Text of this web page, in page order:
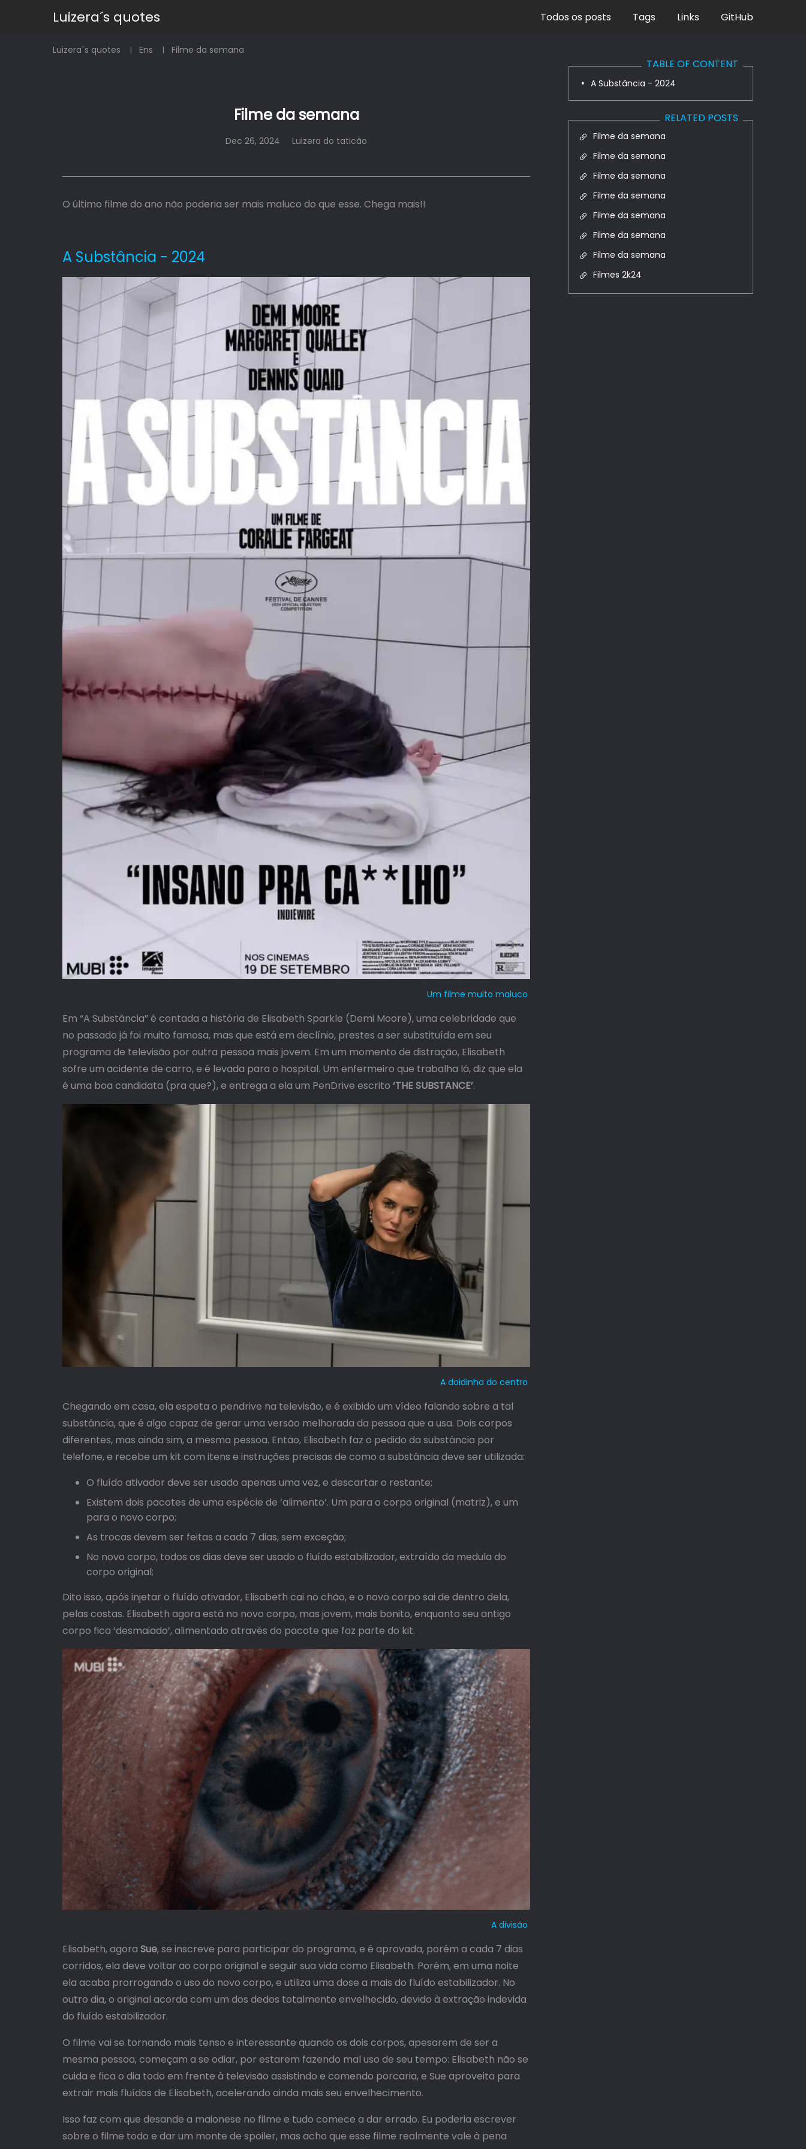
Luizera´s quotes Todos os posts Tags Links GitHub
Luizera´s quotes Ens Filme da semana
Filme da semana
Dec 26, 2024 Luizera do taticão
O último filme do ano não poderia ser mais maluco do que esse. Chega mais!!
A Substância - 2024
Um filme muito maluco
Em “A Substância” é contada a história de Elisabeth Sparkle (Demi Moore), uma celebridade que
no passado já foi muito famosa, mas que está em declínio, prestes a ser substituída em seu
programa de televisão por outra pessoa mais jovem. Em um momento de distração, Elisabeth
sofre um acidente de carro, e é levada para o hospital. Um enfermeiro que trabalha lá, diz que ela
é uma boa candidata (pra que?), e entrega a ela um PenDrive escrito ‘THE SUBSTANCE’.
A doidinha do centro
Chegando em casa, ela espeta o pendrive na televisão, e é exibido um vídeo falando sobre a tal
substância, que é algo capaz de gerar uma versão melhorada da pessoa que a usa. Dois corpos
diferentes, mas ainda sim, a mesma pessoa. Então, Elisabeth faz o pedido da substância por
telefone, e recebe um kit com itens e instruções precisas de como a substância deve ser utilizada:
O fluído ativador deve ser usado apenas uma vez, e descartar o restante;
Existem dois pacotes de uma espécie de ‘alimento’. Um para o corpo original (matriz), e um
para o novo corpo;
As trocas devem ser feitas a cada 7 dias, sem exceção;
No novo corpo, todos os dias deve ser usado o fluído estabilizador, extraído da medula do
corpo original;
Dito isso, após injetar o fluído ativador, Elisabeth cai no chão, e o novo corpo sai de dentro dela,
pelas costas. Elisabeth agora está no novo corpo, mas jovem, mais bonito, enquanto seu antigo
corpo fica ‘desmaiado’, alimentado através do pacote que faz parte do kit.
A divisão
Elisabeth, agora Sue, se inscreve para participar do programa, e é aprovada, porém a cada 7 dias
corridos, ela deve voltar ao corpo original e seguir sua vida como Elisabeth. Porém, em uma noite
ela acaba prorrogando o uso do novo corpo, e utiliza uma dose a mais do fluído estabilizador. No
outro dia, o original acorda com um dos dedos totalmente envelhecido, devido à extração indevida
do fluído estabilizador.
O filme vai se tornando mais tenso e interessante quando os dois corpos, apesarem de ser a
mesma pessoa, começam a se odiar, por estarem fazendo mal uso de seu tempo: Elisabeth não se
cuida e fica o dia todo em frente à televisão assistindo e comendo porcaria, e Sue aproveita para
extrair mais fluídos de Elisabeth, acelerando ainda mais seu envelhecimento.
Isso faz com que desande a maionese no filme e tudo comece a dar errado. Eu poderia escrever
sobre o filme todo e dar um monte de spoiler, mas acho que esse filme realmente vale à pena
TABLE OF CONTENT
A Substância - 2024
RELATED POSTS
Filme da semana
Filme da semana
Filme da semana
Filme da semana
Filme da semana
Filme da semana
Filme da semana
Filmes 2k24